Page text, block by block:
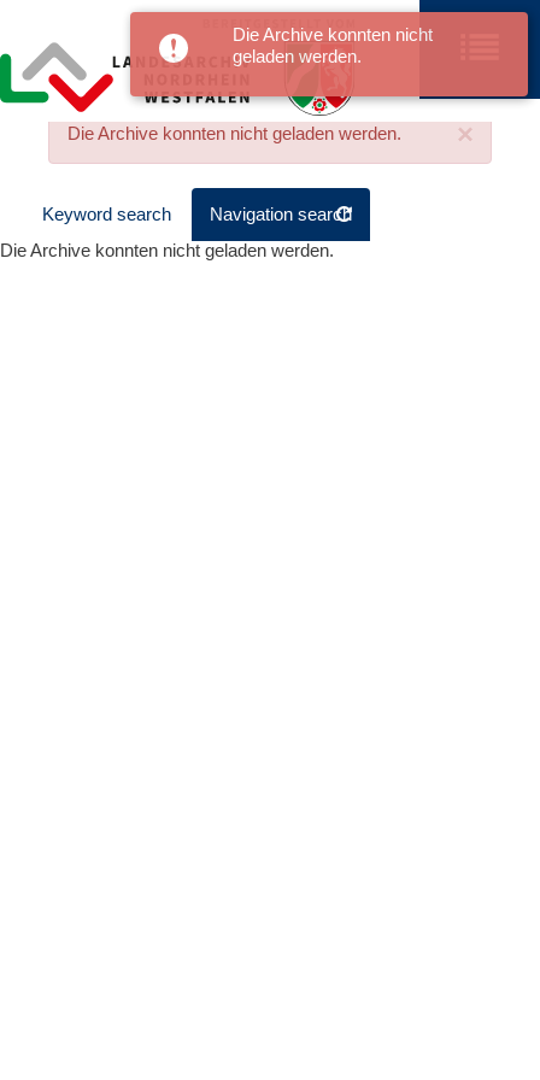
Die Archive konnten nicht
geladen werden.
Die Archive konnten nicht geladen werden. ×
Keyword search
Navigation search
Die Archive konnten nicht geladen werden.